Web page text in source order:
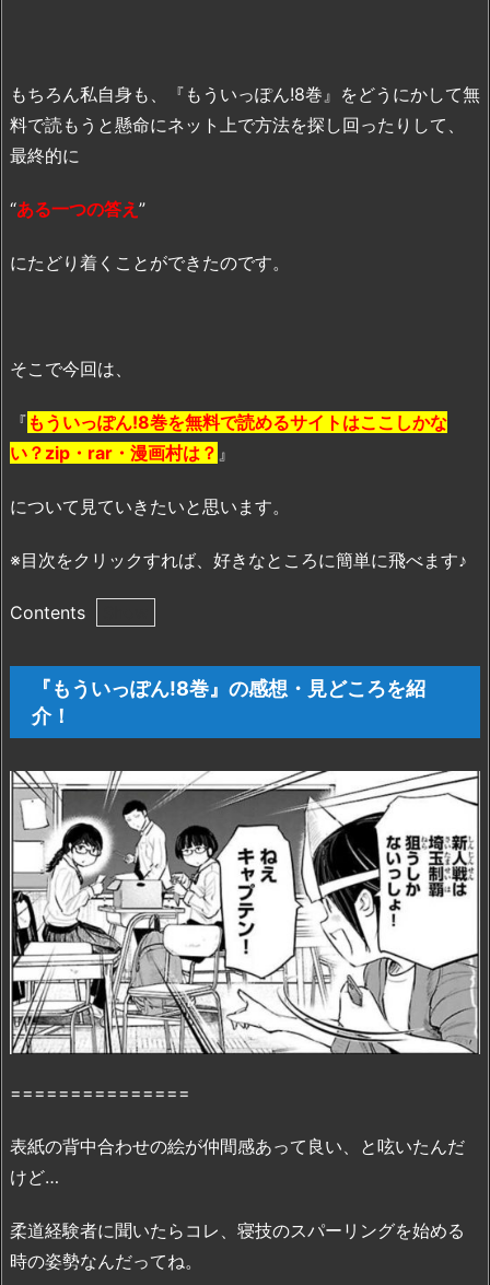
もちろん私自身も、『もういっぽん!8巻』をどうにかして無
料で読もうと懸命にネット上で方法を探し回ったりして、
最終的に
“ある一つの答え ”
にたどり着くことができたのです。
そこで今回は、
『 もういっぽん!8巻を無料で読めるサイトはここしかな
い？zip・rar・漫画村は？ 』
について見ていきたいと思います。
※目次をクリックすれば、好きなところに簡単に飛べます♪
Contents
『も
う
い
ぽ
ん!
8
巻』
の
感
想・
見
ど
こ
ろ
介！
2.
『も
い
っ
『もういっぽん!8巻』の感想・見どころを紹
介！
===============
表紙の背中合わせの絵が仲間感あって良い、と呟いたんだ
けど…
柔道経験者に聞いたらコレ、寝技のスパーリングを始める
時の姿勢なんだってね。